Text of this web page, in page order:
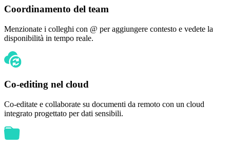
Coordinamento del team
Menzionate i colleghi con @ per aggiungere contesto e vedete la
disponibilità in tempo reale.
Co-editing nel cloud
Co-editate e collaborate su documenti da remoto con un cloud
integrato progettato per dati sensibili.